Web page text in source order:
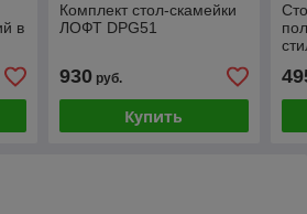
в
Комплект стол-скамейки
ЛОФТ DPG51
930руб.
Купить